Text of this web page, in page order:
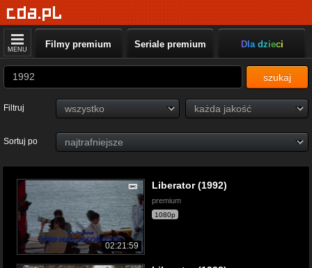
MENU Filmy premium Seriale premium Dla dzieci
szukaj
Filtruj
Sortuj po
02:21:59
Liberator (1992)
premium
1080p